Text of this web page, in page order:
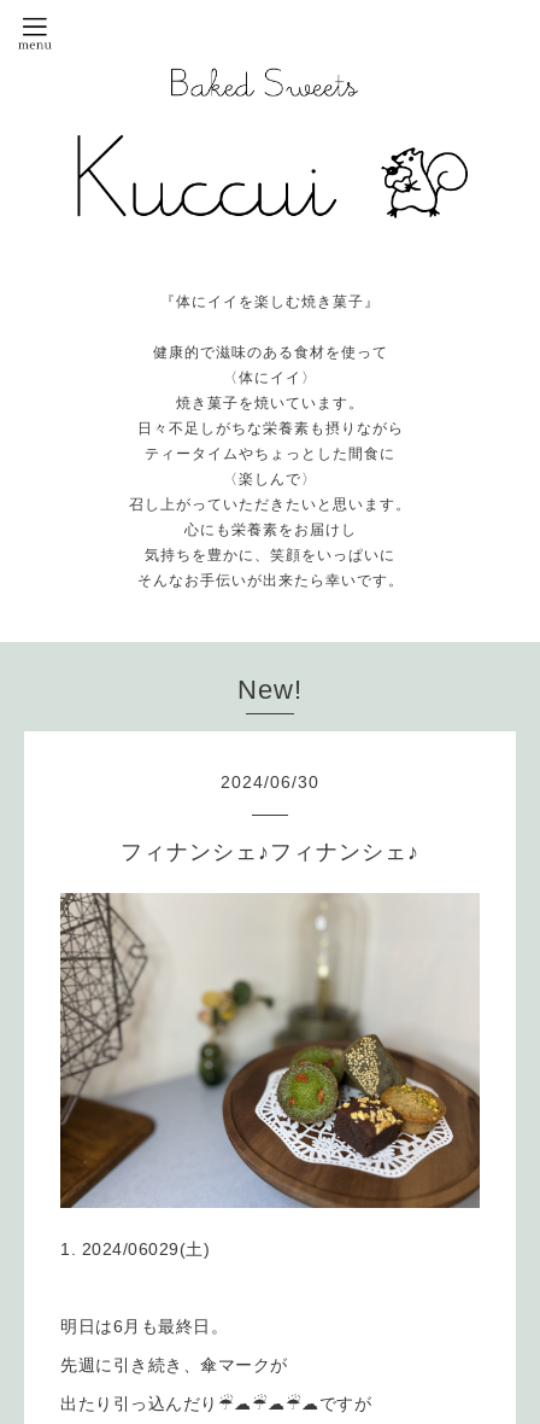
『体にイイを楽しむ焼き菓子』
健康的で滋味のある食材を使って
〈体にイイ〉
焼き菓子を焼いています。
日々不足しがちな栄養素も摂りながら
ティータイムやちょっとした間食に
〈楽しんで〉
召し上がっていただきたいと思います。
心にも栄養素をお届けし
気持ちを豊かに、笑顔をいっぱいに
そんなお手伝いが出来たら幸いです。
New!
2024/06/30
フィナンシェ♪フィナンシェ♪
2024/06029(土)
明日は6月も最終日。
先週に引き続き、傘マークが
出たり引っ込んだり☔︎☁︎☔︎☁︎☔︎☁︎ですが